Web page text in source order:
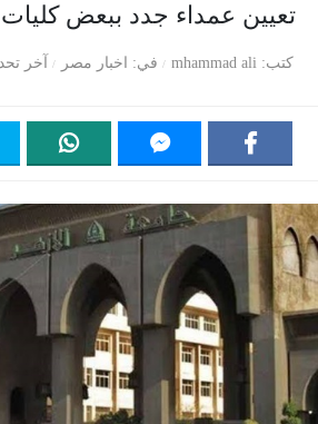
تعيين عمداء جدد ببعض كليات
كتب mhammad ali في اخبار مصر آخر